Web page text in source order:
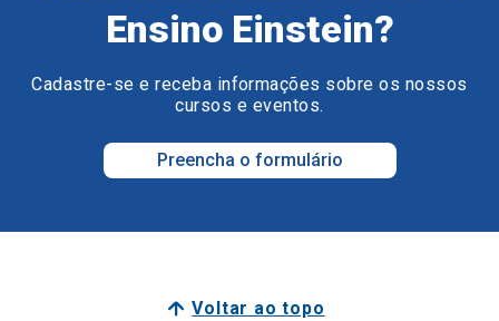
Ensino Einstein?
Cadastre-se e receba informações sobre os nossos
cursos e eventos.
Preencha o formulário
Voltar ao topo